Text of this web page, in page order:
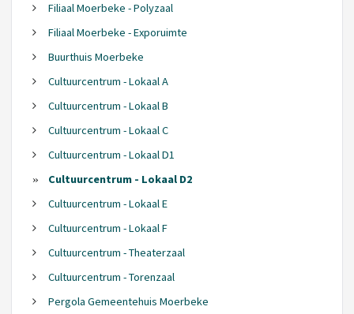
Filiaal Moerbeke - Polyzaal
Filiaal Moerbeke - Exporuimte
Buurthuis Moerbeke
Cultuurcentrum - Lokaal A
Cultuurcentrum - Lokaal B
Cultuurcentrum - Lokaal C
Cultuurcentrum - Lokaal D1
Cultuurcentrum - Lokaal D2
Cultuurcentrum - Lokaal E
Cultuurcentrum - Lokaal F
Cultuurcentrum - Theaterzaal
Cultuurcentrum - Torenzaal
Pergola Gemeentehuis Moerbeke